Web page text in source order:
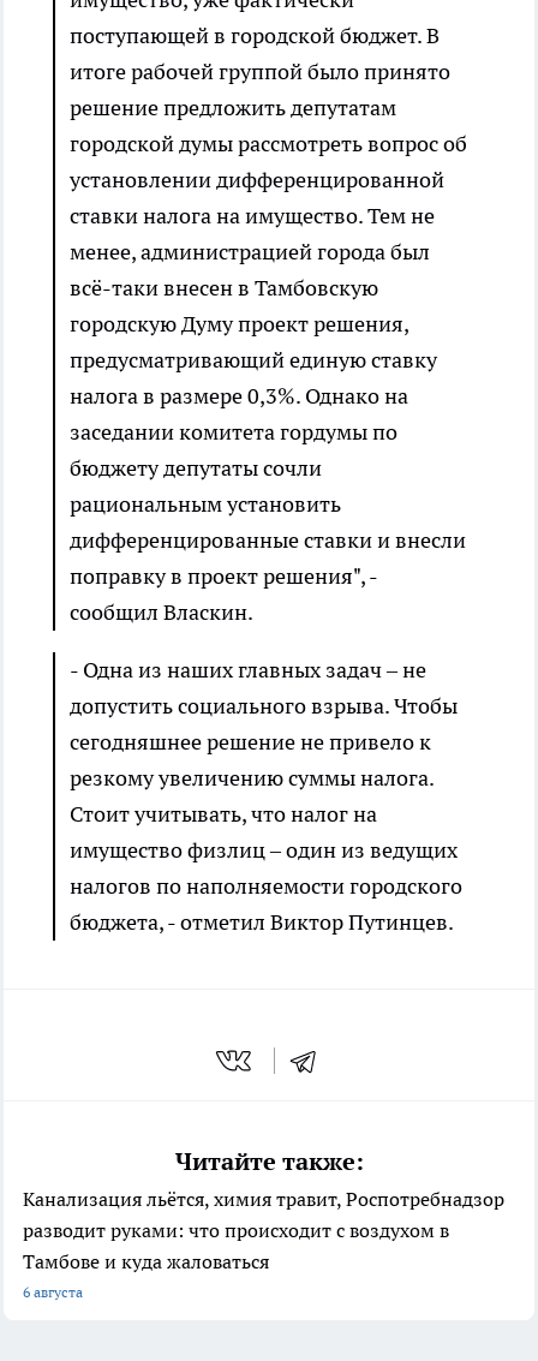
поступающей в городской бюджет. В
итоге рабочей группой было принято
решение предложить депутатам
городской думы рассмотреть вопрос об
установлении дифференцированной
ставки налога на имущество. Тем не
менее, администрацией города был
всё-таки внесен в Тамбовскую
городскую Думу проект решения,
предусматривающий единую ставку
налога в размере 0,3%. Однако на
заседании комитета гордумы по
бюджету депутаты сочли
рациональным установить
дифференцированные ставки и внесли
поправку в проект решения", -
сообщил Власкин.
- Одна из наших главных задач – не
допустить социального взрыва. Чтобы
сегодняшнее решение не привело к
резкому увеличению суммы налога.
Стоит учитывать, что налог на
имущество физлиц – один из ведущих
налогов по наполняемости городского
бюджета, - отметил Виктор Путинцев.
Читайте также:
Канализация льётся, химия травит, Роспотребнадзор
разводит руками: что происходит с воздухом в
Тамбове и куда жаловаться
6 августа